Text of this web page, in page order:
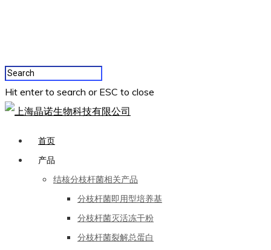
Hit enter to search or ESC to close
首页
产品
结核分枝杆菌相关产品
分枝杆菌即用型培养基
分枝杆菌灭活冻干粉
分枝杆菌裂解总蛋白